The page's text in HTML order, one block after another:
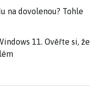
na dovolenou? Tohle
11. Ověřte si, že